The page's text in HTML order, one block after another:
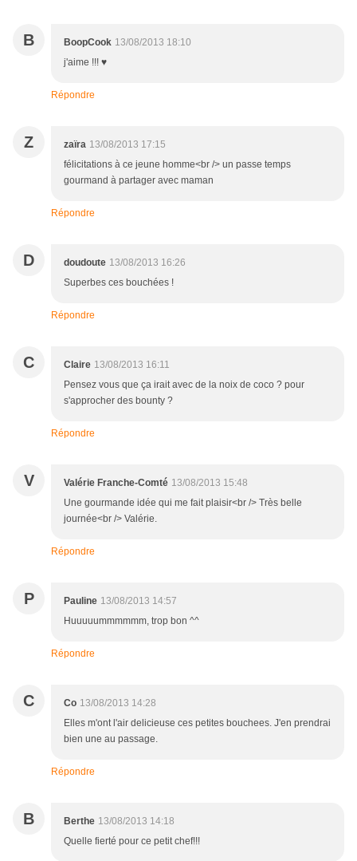
B BoopCook 13/08/2013 18:10
j'aime !!! ♥
Répondre
Z zaïra 13/08/2013 17:15
félicitations à ce jeune homme<br /> un passe temps
gourmand à partager avec maman
Répondre
D doudoute 13/08/2013 16:26
Superbes ces bouchées !
Répondre
C Claire 13/08/2013 16:11
Pensez vous que ça irait avec de la noix de coco ? pour
s'approcher des bounty ?
Répondre
V Valérie Franche-Comté 13/08/2013 15:48
Une gourmande idée qui me fait plaisir<br /> Très belle
journée<br /> Valérie.
Répondre
P Pauline 13/08/2013 14:57
Huuuuummmmmm, trop bon ^^
Répondre
C Co 13/08/2013 14:28
Elles m'ont l'air delicieuse ces petites bouchees. J'en prendrai
bien une au passage.
Répondre
B Berthe 13/08/2013 14:18
Quelle fierté pour ce petit chef!!!